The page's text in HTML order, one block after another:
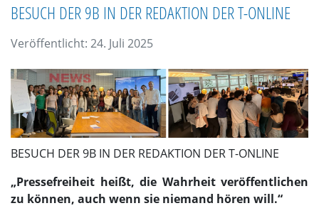
BESUCH DER 9B IN DER REDAKTION DER T-ONLINE
Veröffentlicht: 24. Juli 2025
BESUCH DER 9B IN DER REDAKTION DER T-ONLINE
„Pressefreiheit heißt, die Wahrheit veröffentlichen
zu können, auch wenn sie niemand hören will.“